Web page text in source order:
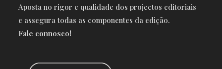
Aposta no rigor e qualidade dos projectos editoriais
e assegura todas as componentes da edição.
Fale connosco!